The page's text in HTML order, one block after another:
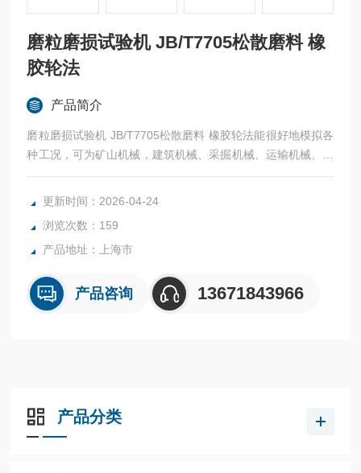
磨粒磨损试验机 JB/T7705松散磨料 橡
胶轮法
产品简介
磨粒磨损试验机 JB/T7705松散磨料 橡胶轮法能很好地模拟各
种工况，可为矿山机械，建筑机械、采掘机械、运输机械、农
业机械等各行各业，在实验室内进行耐磨材料的筛选试验
更新时间：2026-04-24
浏览次数：159
产品地址：上海市
产品咨询 13671843966
产品分类